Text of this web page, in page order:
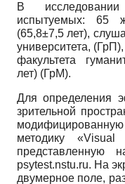
В
испытуемых: 65
(65,8±7,5 лет),
университета,
факультета
лет) (ГрМ).
Для определения
зрительной
методику
представленную
psytest.nstu.ru. На
двумерное поле,